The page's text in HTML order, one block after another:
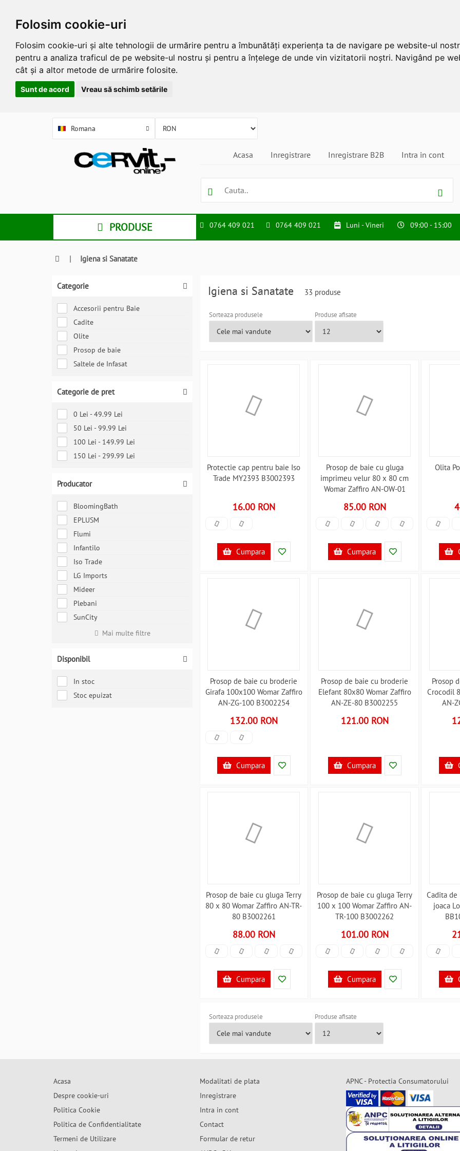
Folosim cookie-uri
Folosim cookie-uri și alte tehnologii de urmărire pentru a îmbunătăți experiența ta de navigare pe website-ul
pentru a analiza traficul de pe website-ul nostru și pentru a înțelege de unde vin vizitatorii noștri. Navigând pe
cât și a altor metode de urmărire folosite.
Sunt de acord Vreau să schimb setările
Romana
Acasa Inregistrare Inregistrare B2B Intra in cont
PRODUSE 0764 409 021 0764 409 021 Luni - Vineri 09:00 - 15:00
| Igiena si Sanatate
Categorie
Accesorii pentru Baie
Cadite
Olite
Prosop de baie
Saltele de Infasat
Categorie de pret
0 Lei - 49.99 Lei
50 Lei - 99.99 Lei
100 Lei - 149.99 Lei
150 Lei - 299.99 Lei
Producator
BloomingBath
EPLUSM
Flumi
Infantilo
Iso Trade
LG Imports
Mideer
Plebani
SunCity
Mai multe filtre
Disponibil
In stoc
Stoc epuizat
Igiena si Sanatate 33 produse
Sorteaza produsele Produse afisate
Protectie cap pentru baie Iso
Trade MY2393 B3002393
16.00 RON
Cumpara
Prosop de baie cu gluga
imprimeu velur 80 x 80 cm
Womar Zaffiro AN-OW-01
85.00 RON
Cumpara
Olita
Prosop de baie cu broderie
Girafa 100x100 Womar Zaffiro
AN-ZG-100 B3002254
132.00 RON
Cumpara
Prosop de baie cu broderie
Elefant 80x80 Womar Zaffiro
AN-ZE-80 B3002255
121.00 RON
Cumpara
Prosop
Crocodil
AN-
Prosop de baie cu gluga Terry
80 x 80 Womar Zaffiro AN-TR-
80 B3002261
88.00 RON
Cumpara
Prosop de baie cu gluga Terry
100 x 100 Womar Zaffiro AN-
TR-100 B3002262
101.00 RON
Cumpara
Cadita
joaca
Sorteaza produsele Produse afisate
Acasa
Despre cookie-uri
Politica Cookie
Politica de Confidentialitate
Termeni de Utilizare
Modalitati de plata
Inregistrare
Intra in cont
Contact
Formular de retur
APNC - Protectia Consumatorului